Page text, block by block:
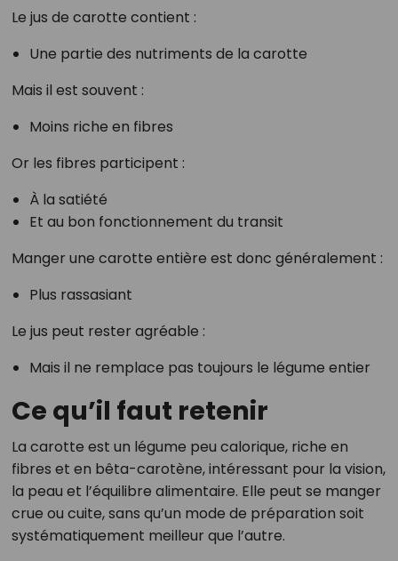
Le jus de carotte contient :
Une partie des nutriments de la carotte
Mais il est souvent :
Moins riche en fibres
Or les fibres participent :
À la satiété
Et au bon fonctionnement du transit
Manger une carotte entière est donc généralement :
Plus rassasiant
Le jus peut rester agréable :
Mais il ne remplace pas toujours le légume entier
Ce qu’il faut retenir
La carotte est un légume peu calorique, riche en
fibres et en bêta-carotène, intéressant pour la vision,
la peau et l’équilibre alimentaire. Elle peut se manger
crue ou cuite, sans qu’un mode de préparation soit
systématiquement meilleur que l’autre.